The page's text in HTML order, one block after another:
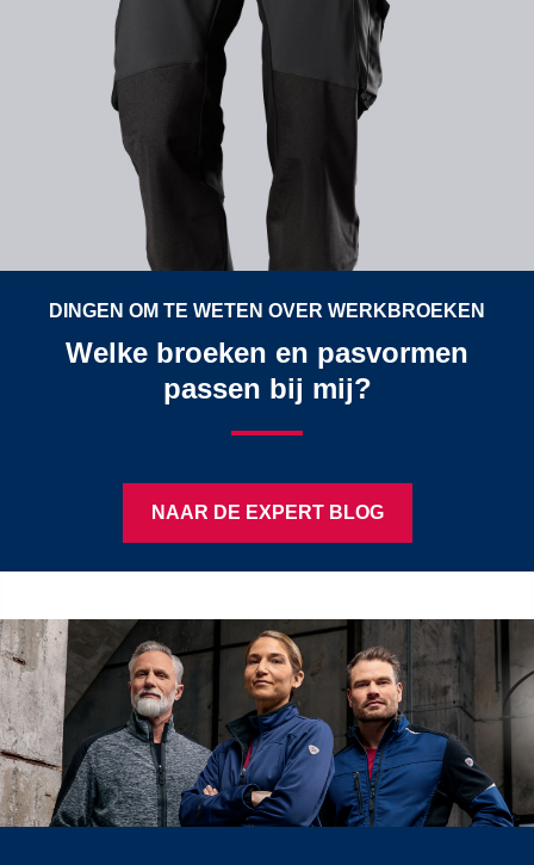
DINGEN OM TE WETEN OVER WERKBROEKEN
Welke broeken en pasvormen
passen bij mij?
NAAR DE EXPERT BLOG